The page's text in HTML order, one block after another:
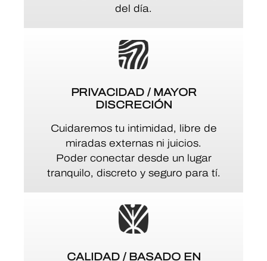
del día.
PRIVACIDAD / MAYOR
DISCRECIÓN
Cuidaremos tu intimidad, libre de
miradas externas ni juicios.
Poder conectar desde un lugar
tranquilo, discreto y seguro para tí.
CALIDAD / BASADO EN